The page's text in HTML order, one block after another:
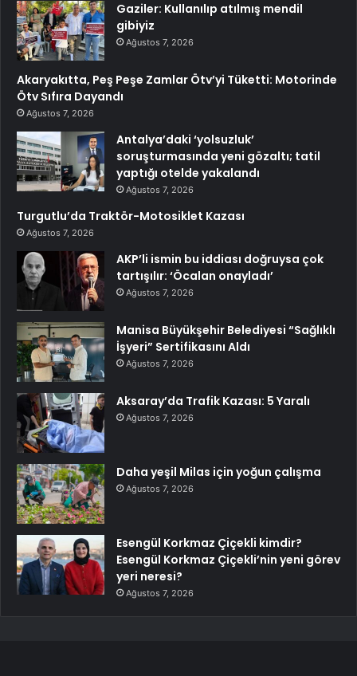
Gaziler: Kullanılıp atılmış mendil
gibiyiz
Ağustos 7, 2026
Akaryakıtta, Peş Peşe Zamlar Ötv’yi Tüketti: Motorinde
Ötv Sıfıra Dayandı
Ağustos 7, 2026
Antalya’daki ‘yolsuzluk’
soruşturmasında yeni gözaltı; tatil
yaptığı otelde yakalandı
Ağustos 7, 2026
Turgutlu’da Traktör-Motosiklet Kazası
Ağustos 7, 2026
AKP’li ismin bu iddiası doğruysa çok
tartışılır: ‘Öcalan onayladı’
Ağustos 7, 2026
Manisa Büyükşehir Belediyesi “Sağlıklı
İşyeri” Sertifikasını Aldı
Ağustos 7, 2026
Aksaray’da Trafik Kazası: 5 Yaralı
Ağustos 7, 2026
Daha yeşil Milas için yoğun çalışma
Ağustos 7, 2026
Esengül Korkmaz Çiçekli kimdir?
Esengül Korkmaz Çiçekli’nin yeni görev
yeri neresi?
Ağustos 7, 2026